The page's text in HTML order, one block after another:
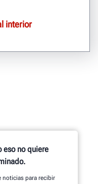
interior
eso no quiere
noticias para recibir